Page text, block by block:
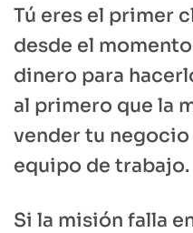
Tú eres el primer
desde el
dinero para
al primero que la
vender tu negocio
equipo de trabajo.
Si la misión falla